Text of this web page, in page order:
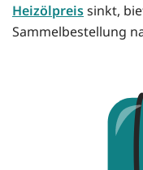
Heizölpreissinkt,
Sammelbestellung